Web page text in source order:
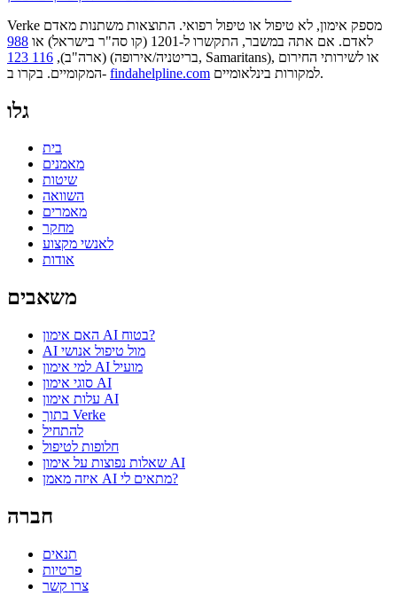
Verke מספק אימון, לא טיפול או טיפול רפואי. התוצאות משתנות מאדם
לאדם. אם אתה במשבר, התקשרו ל-1201 (קו סה"ר בישראל) או
988
(ארה"ב), 116 123 (בריטניה/אירופה, Samaritans), או לשירותי החירום
המקומיים. בקרו ב- findahelpline.com למקורות בינלאומיים.
גלו
בית
מאמנים
שיטות
השוואה
מאמרים
מחקר
לאנשי מקצוע
אודות
משאבים
האם אימון AI בטוח?
AI מול טיפול אנושי
למי אימון AI מועיל
סוגי אימון AI
עלות אימון AI
בתוך Verke
להתחיל
חלופות לטיפול
שאלות נפוצות על אימון AI
איזה מאמן AI מתאים לי?
חברה
תנאים
פרטיות
צרו קשר